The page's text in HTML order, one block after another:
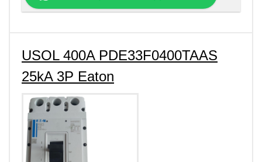
USOL 400A PDE33F0400TAAS
25kA 3P Eaton